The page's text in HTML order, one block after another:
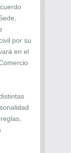
por su
en el